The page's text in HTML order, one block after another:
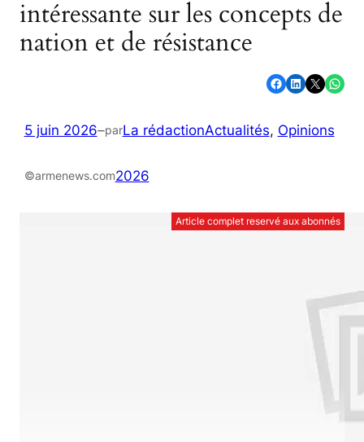
intéressante sur les concepts de
nation et de résistance
Partager sur Facebook Partager sur LinkedIn Partager sur X Partager sur WhatsApp
5 juin 2026–parLa rédactionActualités, Opinions
©armenews.com2026
Article complet reservé aux abonnés